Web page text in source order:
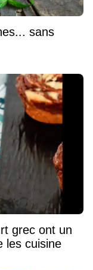
sans
grec ont un
les cuisine